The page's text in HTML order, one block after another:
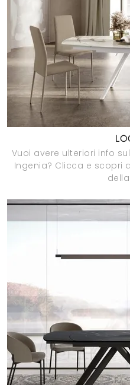
Vuoi avere ulteriori info
Ingenia? Clicca e scopri